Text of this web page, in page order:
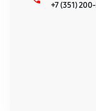
+7 (351)